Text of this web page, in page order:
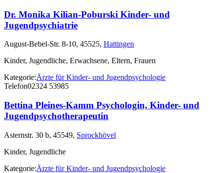
Dr. Monika Kilian-Poburski Kinder- und
Jugendpsychiatrie
August-Bebel-Str. 8-10, 45525, Hattingen
Kinder, Jugendliche, Erwachsene, Eltern, Frauen
Kategorie:Ärzte für Kinder- und Jugendpsychologie
Telefon02324 53985
Bettina Pleines-Kamm Psychologin, Kinder- und
Jugendpsychotherapeutin
Asternstr. 30 b, 45549, Sprockhövel
Kinder, Jugendliche
Kategorie:Ärzte für Kinder- und Jugendpsychologie